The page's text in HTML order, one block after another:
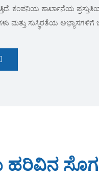
ಕಂಪನಿಯ ಕಾರ್ಖಾನೆಯ
ಮತ್ತು ಸುಸ್ಥಿರತೆಯ ಅಭ್ಯಾಸಗಳಿಗೆ